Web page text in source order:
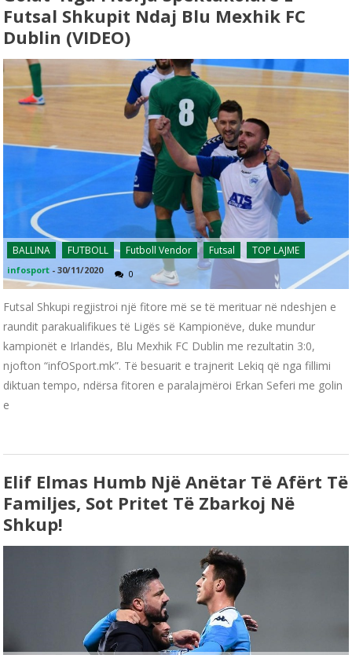
Futsal Shkupit Ndaj Blu Mexhik FC
Dublin (VIDEO)
BALLINA FUTBOLL Futboll Vendor Futsal TOP LAJME
infosport -30/11/2020 0
Futsal Shkupi regjistroi një fitore më se të merituar në ndeshjen e
raundit parakualifikues të Ligës së Kampionëve, duke mundur
kampionët e Irlandës, Blu Mexhik FC Dublin me rezultatin 3:0,
njofton “infOSport.mk”. Të besuarit e trajnerit Lekiq që nga fillimi
diktuan tempo, ndërsa fitoren e paralajmëroi Erkan Seferi me golin
e
Elif Elmas Humb Një Anëtar Të Afërt Të
Familjes, Sot Pritet Të Zbarkoj Në
Shkup!